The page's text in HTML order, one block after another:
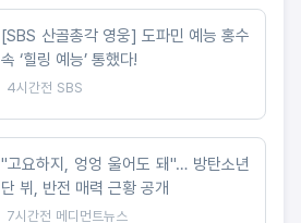
[SBS 산골총각 영웅] 도파민 예능 홍수
속 ‘힐링 예능’ 통했다!
4시간전 SBS
"고요하지, 엉엉 울어도 돼"… 방탄소년
단 뷔, 반전 매력 근황 공개
7시간전 메디먼트뉴스